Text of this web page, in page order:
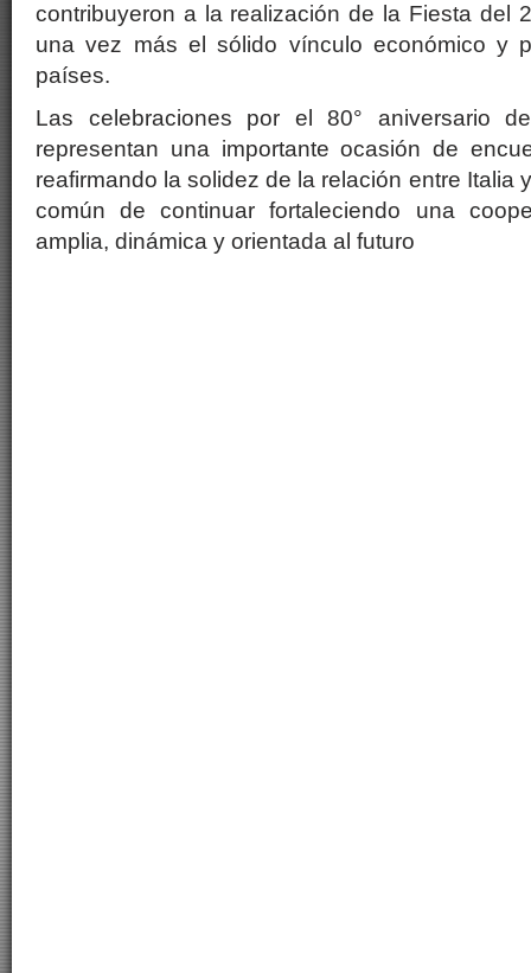
contribuyeron a la realización de la Fiesta del
una vez más el sólido vínculo económico y
países.
Las celebraciones por el 80° aniversario
representan una importante ocasión de
reafirmando la solidez de la relación entre Italia
común de continuar fortaleciendo una
amplia, dinámica y orientada al futuro